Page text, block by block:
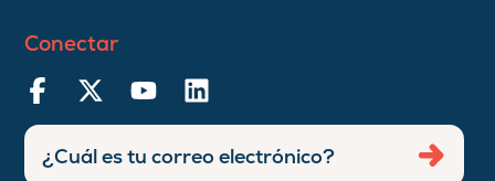
Conectar
Ingresar
dirección
Enviar